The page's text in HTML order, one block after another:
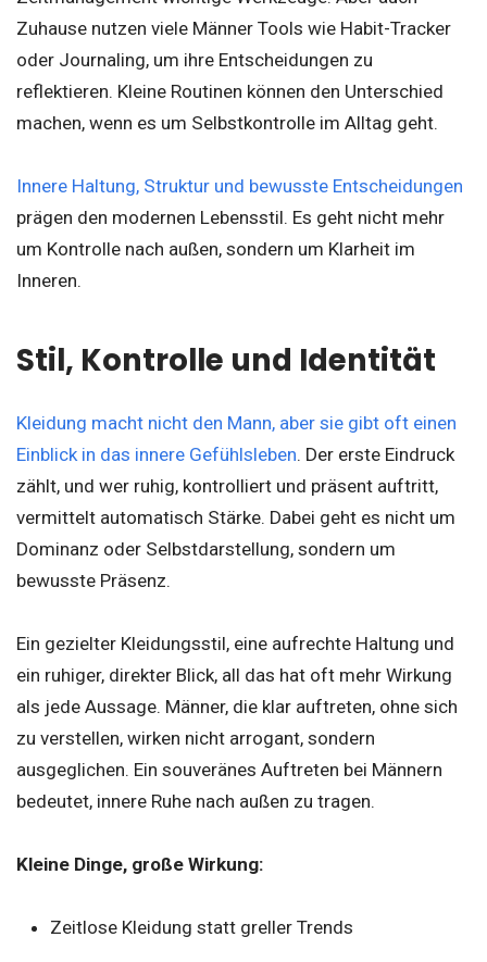
Zuhause nutzen viele Männer Tools wie Habit-Tracker
oder Journaling, um ihre Entscheidungen zu
reflektieren. Kleine Routinen können den Unterschied
machen, wenn es um Selbstkontrolle im Alltag geht.
Innere Haltung, Struktur und bewusste Entscheidungen
prägen den modernen Lebensstil. Es geht nicht mehr
um Kontrolle nach außen, sondern um Klarheit im
Inneren.
Stil, Kontrolle und Identität
Kleidung macht nicht den Mann, aber sie gibt oft einen
Einblick in das innere Gefühlsleben. Der erste Eindruck
zählt, und wer ruhig, kontrolliert und präsent auftritt,
vermittelt automatisch Stärke. Dabei geht es nicht um
Dominanz oder Selbstdarstellung, sondern um
bewusste Präsenz.
Ein gezielter Kleidungsstil, eine aufrechte Haltung und
ein ruhiger, direkter Blick, all das hat oft mehr Wirkung
als jede Aussage. Männer, die klar auftreten, ohne sich
zu verstellen, wirken nicht arrogant, sondern
ausgeglichen. Ein souveränes Auftreten bei Männern
bedeutet, innere Ruhe nach außen zu tragen.
Kleine Dinge, große Wirkung:
Zeitlose Kleidung statt greller Trends